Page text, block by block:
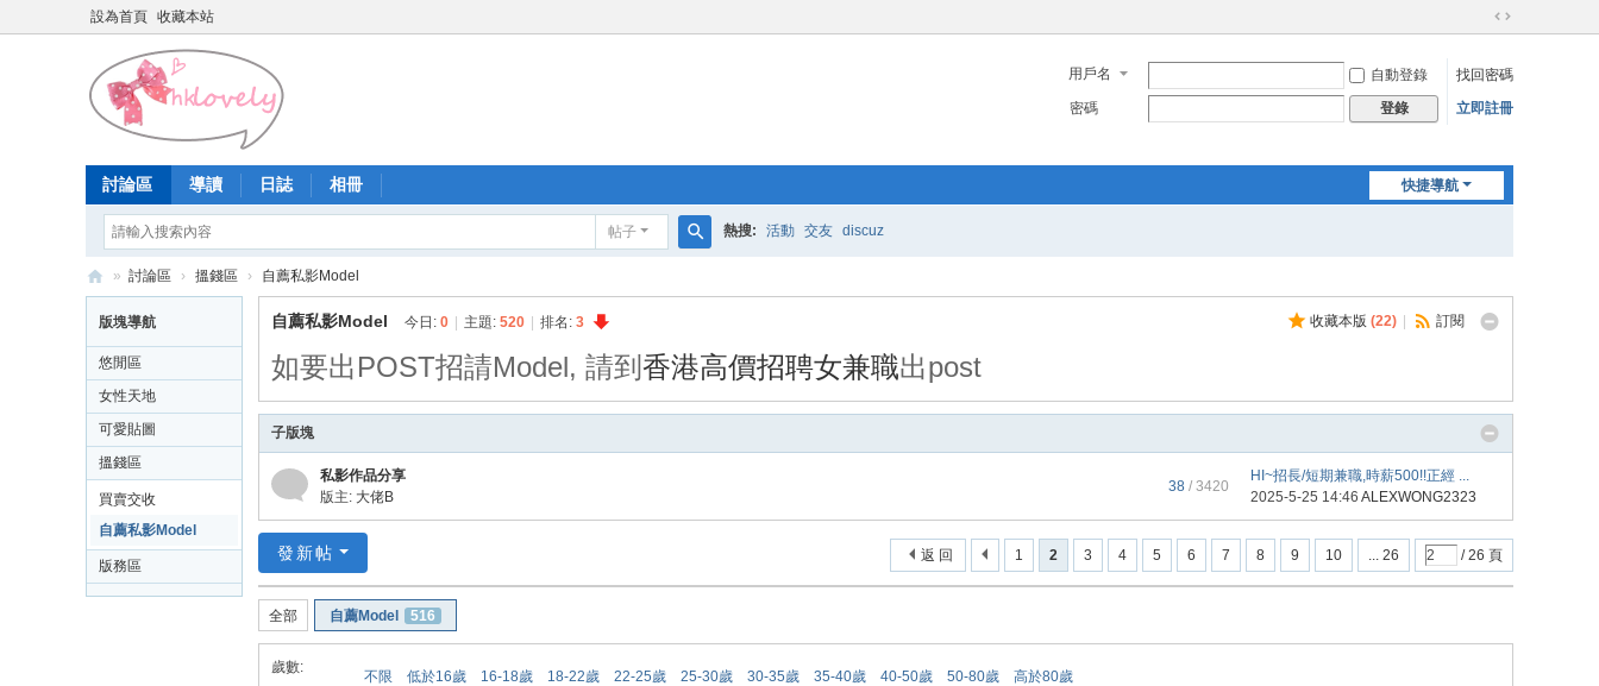
設為首頁 收藏本站
切
到
寬
用戶名 自動登錄
找回密碼
密碼
登錄 立即註冊
快捷導航
討論區 導讀 日誌 相冊
帖子
索
熱搜: 活動 交友 discuz
港
少
女
論
壇
» 討論區 › 搵錢區 › 自薦私影Model
版塊導航
悠閒區
女性天地
可愛貼圖
搵錢區
買賣交收
自薦私影Model
版務區
收藏本版 (22) 訂閱
自薦私影Model 今日: 0 主題: 520 排名: 3
如要出POST招請Model, 請到 香港高價招聘女兼職出post
子版塊
私影作品分享
版主: 大佬B
38 / 3420
HI~招長/短期兼職,時薪500!!正經 ...
2025-5-25 14:46 ALEXWONG2323
1 2 3 4 5 6 7 8 9 10 ... 26 / 26 頁
返 回
發新帖
全部 自薦Model 516
歲數:
不限 低於16歲 16-18歲 18-22歲 22-25歲 25-30歲 30-35歲 35-40歲 40-50歲 50-80歲 高於80歲